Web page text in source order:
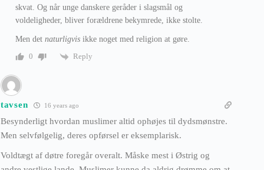
skvat. Og når unge danskere geråder i slagsmål og
voldeligheder, bliver forældrene bekymrede, ikke stolte.
Men det naturligvis ikke noget med religion at gøre.
0
Reply
tavsen 16 years ago
Besynderligt hvordan muslimer altid ophøjes til dydsmønstre.
Men selvfølgelig, deres opførsel er eksemplarisk.
Voldtægt af døtre foregår overalt. Måske mest i Østrig og